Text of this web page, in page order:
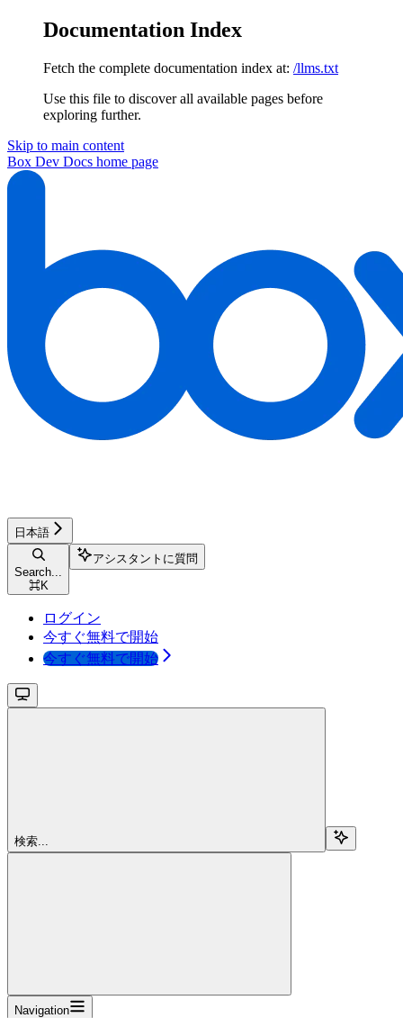
Documentation Index
Fetch the complete documentation index at: /llms.txt
Use this file to discover all available pages before
exploring further.
Skip to main content
Box Dev Docs home page
日本語
Search...
⌘K
アシスタントに質問
ログイン
今すぐ無料で開始
今すぐ無料で開始
検索...
Navigation